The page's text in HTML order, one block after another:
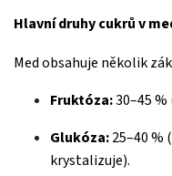
Hlavní druhy cukrů v
Med obsahuje několik
Fruktóza:30–45
Glukóza:25–40 %
krystalizuje).